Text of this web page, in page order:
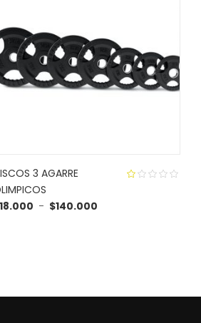
3 AGARRE
18.000 - $140.000